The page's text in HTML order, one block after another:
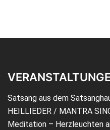
Satsang aus dem
HEILLIEDER / MANTRA
Meditation – Herzleuchten